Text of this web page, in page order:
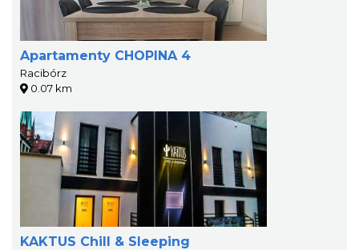
Apartamenty CHOPINA 4
Racibórz
0.07 km
KAKTUS Chill & Sleeping